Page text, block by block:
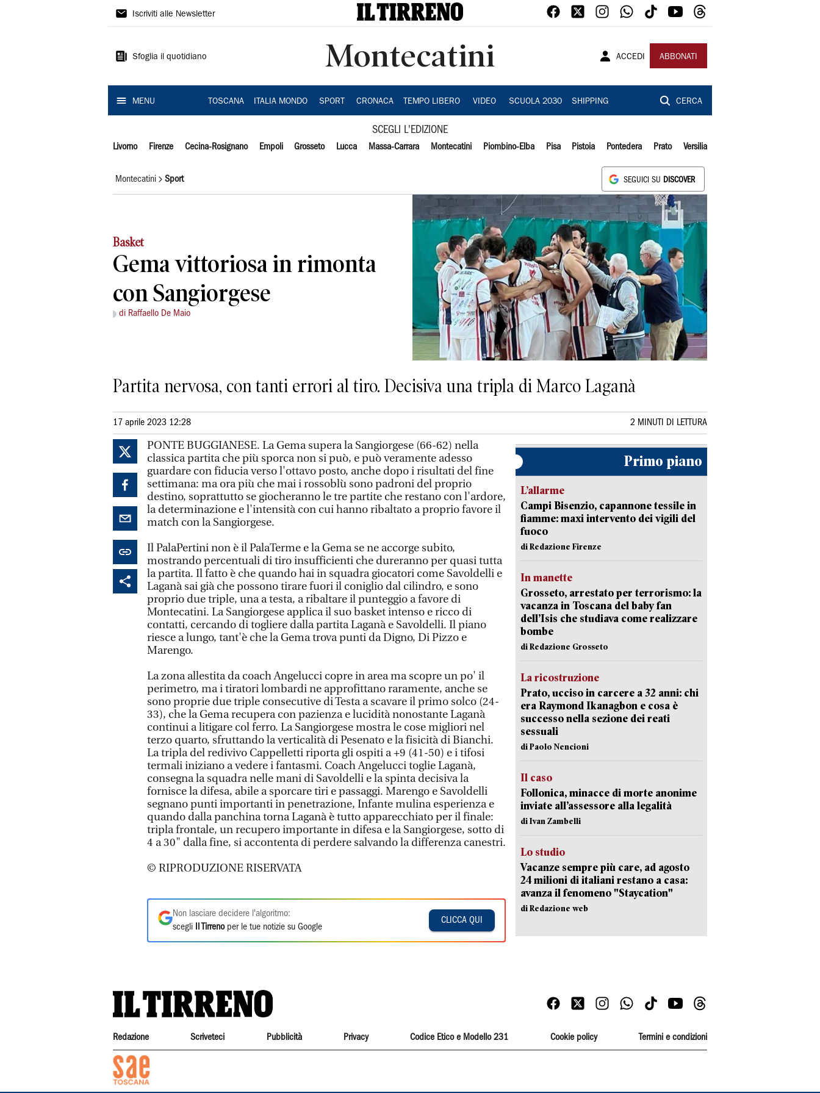
Il
Iscriviti alle Newsletter
Sfoglia il quotidiano Montecatini ACCEDI ABBONATI
MENU TOSCANA ITALIA MONDO SPORT CRONACA TEMPO LIBERO VIDEO SCUOLA 2030 SHIPPING CERCA
SCEGLI L'EDIZIONE
Livorno Firenze Cecina-Rosignano Empoli Grosseto Lucca Massa-Carrara Montecatini Piombino-Elba Pisa Pistoia Pontedera Prato Versilia
Montecatini Sport SEGUICI SU DISCOVER
Basket
Gema vittoriosa in rimonta
con Sangiorgese
di Raffaello De Maio
Partita nervosa, con tanti errori al tiro. Decisiva una tripla di Marco Laganà
17 aprile 2023 12:28 2 MINUTI DI LETTURA
PONTE BUGGIANESE. La Gema supera la Sangiorgese (66-62) nella
classica partita che più sporca non si può, e può veramente adesso
guardare con fiducia verso l'ottavo posto, anche dopo i risultati del fine
settimana: ma ora più che mai i rossoblù sono padroni del proprio
destino, soprattutto se giocheranno le tre partite che restano con l'ardore,
la determinazione e l'intensità con cui hanno ribaltato a proprio favore il
match con la Sangiorgese.
Il PalaPertini non è il PalaTerme e la Gema se ne accorge subito,
mostrando percentuali di tiro insufficienti che dureranno per quasi tutta
la partita. Il fatto è che quando hai in squadra giocatori come Savoldelli e
Laganà sai già che possono tirare fuori il coniglio dal cilindro, e sono
proprio due triple, una a testa, a ribaltare il punteggio a favore di
Montecatini. La Sangiorgese applica il suo basket intenso e ricco di
contatti, cercando di togliere dalla partita Laganà e Savoldelli. Il piano
riesce a lungo, tant'è che la Gema trova punti da Digno, Di Pizzo e
Marengo.
La zona allestita da coach Angelucci copre in area ma scopre un po' il
perimetro, ma i tiratori lombardi ne approfittano raramente, anche se
sono proprie due triple consecutive di Testa a scavare il primo solco (24-
33), che la Gema recupera con pazienza e lucidità nonostante Laganà
continui a litigare col ferro. La Sangiorgese mostra le cose migliori nel
terzo quarto, sfruttando la verticalità di Pesenato e la fisicità di Bianchi.
La tripla del redivivo Cappelletti riporta gli ospiti a +9 (41-50) e i tifosi
termali iniziano a vedere i fantasmi. Coach Angelucci toglie Laganà,
consegna la squadra nelle mani di Savoldelli e la spinta decisiva la
fornisce la difesa, abile a sporcare tiri e passaggi. Marengo e Savoldelli
segnano punti importanti in penetrazione, Infante mulina esperienza e
quando dalla panchina torna Laganà è tutto apparecchiato per il finale:
tripla frontale, un recupero importante in difesa e la Sangiorgese, sotto di
4 a 30" dalla fine, si accontenta di perdere salvando la differenza canestri.
© RIPRODUZIONE RISERVATA
Non lasciare decidere l'algoritmo:
scegli
Il Tirrenoper le tue notizie su Google
CLICCA QUI
Primo piano
L’allarme
Campi Bisenzio, capannone tessile in
fiamme: maxi intervento dei vigili del
fuoco
di Redazione Firenze
In manette
Grosseto, arrestato per terrorismo: la
vacanza in Toscana del baby fan
dell’Isis che studiava come realizzare
bombe
di Redazione Grosseto
La ricostruzione
Prato, ucciso in carcere a 32 anni: chi
era Raymond Ikanagbon e cosa è
successo nella sezione dei reati
sessuali
di Paolo Nencioni
Il caso
Follonica, minacce di morte anonime
inviate all’assessore alla legalità
di Ivan Zambelli
Lo studio
Vacanze sempre più care, ad agosto
24 milioni di italiani restano a casa:
avanza il fenomeno "Staycation"
di Redazione web
Redazione Scriveteci Pubblicità Privacy Codice Etico e Modello 231 Cookie policy Termini e condizioni